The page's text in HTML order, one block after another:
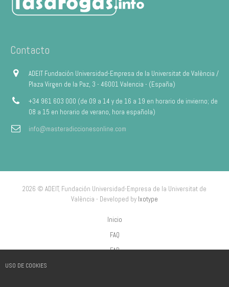
USO DE COOKIES
Contacto
ADEIT Fundación Universidad-Empresa de la Universitat de València /
Plaza Virgen de la Paz, 3 - 46001 Valencia - (España)
+34 961 603 000 (de 09 a 14 y de 16 a 19 en horario de invierno; de
08 a 15 en horario de verano, hora española)
info@masteradiccionesonline.com
2026 © ADEIT, Fundación Universidad-Empresa de la Universitat de
València - Developed by Ixotype
Inicio
FAQ
FAP